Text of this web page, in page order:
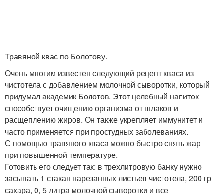
Травяной квас по Болотову.
Очень многим известен следующий рецепт кваса из
чистотела с добавлением молочной сыворотки, который
придумал академик Болотов. Этот целебный напиток
способствует очищению организма от шлаков и
расщеплению жиров. Он также укрепляет иммунитет и
часто применяется при простудных заболеваниях.
С помощью травяного кваса можно быстро снять жар
при повышенной температуре.
Готовить его следует так: в трехлитровую банку нужно
засыпать 1 стакан нарезанных листьев чистотела, 200 гр
сахара, 0, 5 литра молочной сыворотки и все